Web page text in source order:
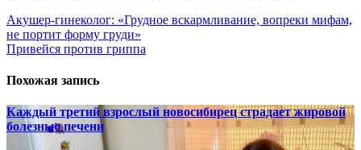
Навигация
по
Акушер-гинеколог: «Грудное вскармливание, вопреки мифам,
не портит форму груди»
Привейся против гриппа
Похожая запись
Каждый третий взрослый новосибирец страдает жировой
болезнью печени